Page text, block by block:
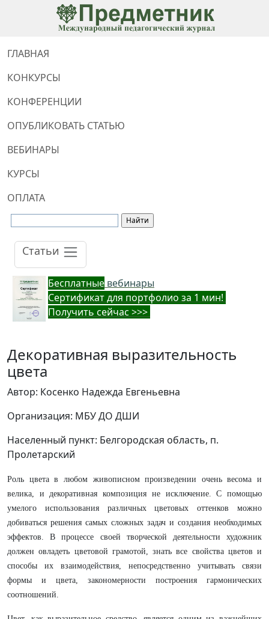
ГЛАВНАЯ
КОНКУРСЫ
КОНФЕРЕНЦИИ
ОПУБЛИКОВАТЬ СТАТЬЮ
ВЕБИНАРЫ
КУРСЫ
ОПЛАТА
Статьи
Бесплатные вебинары
Cертификат для портфолио за 1 мин!
Получить сейчас >>>
Декоративная выразительность
цвета
Автор: Косенко Надежда Евгеньевна
Организация: МБУ ДО ДШИ
Населенный пункт: Белгородская область, п.
Пролетарский
Роль цвета в любом живописном произведении очень весома и
велика, и декоративная композиция не исключение. С помощью
умелого использования различных цветовых оттенков можно
добиваться решения самых сложных задач и создания необходимых
эффектов. В процессе своей творческой деятельности художник
должен овладеть цветовой грамотой, знать все свойства цветов и
способы их взаимодействия, непосредственно учитывать связи
формы и цвета, закономерности построения гармонических
соотношений.